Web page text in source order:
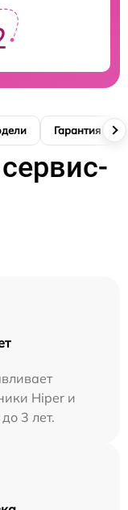
Гарантия
Hiper и
3 лет.